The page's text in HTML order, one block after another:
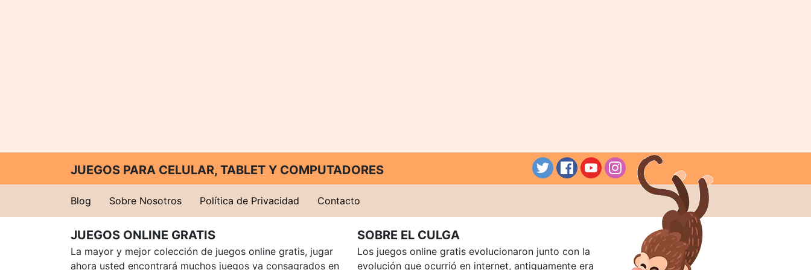
JUEGOS PARA CELULAR, TABLET Y COMPUTADORES
Blog Sobre Nosotros Política de Privacidad Contacto
JUEGOS ONLINE GRATIS
La mayor y mejor colección de juegos online gratis, jugar
ahora usted encontrará muchos juegos ya consagrados en
SOBRE EL CULGA
Los juegos online gratis evolucionaron junto con la
evolución que ocurrió en internet, antiguamente era